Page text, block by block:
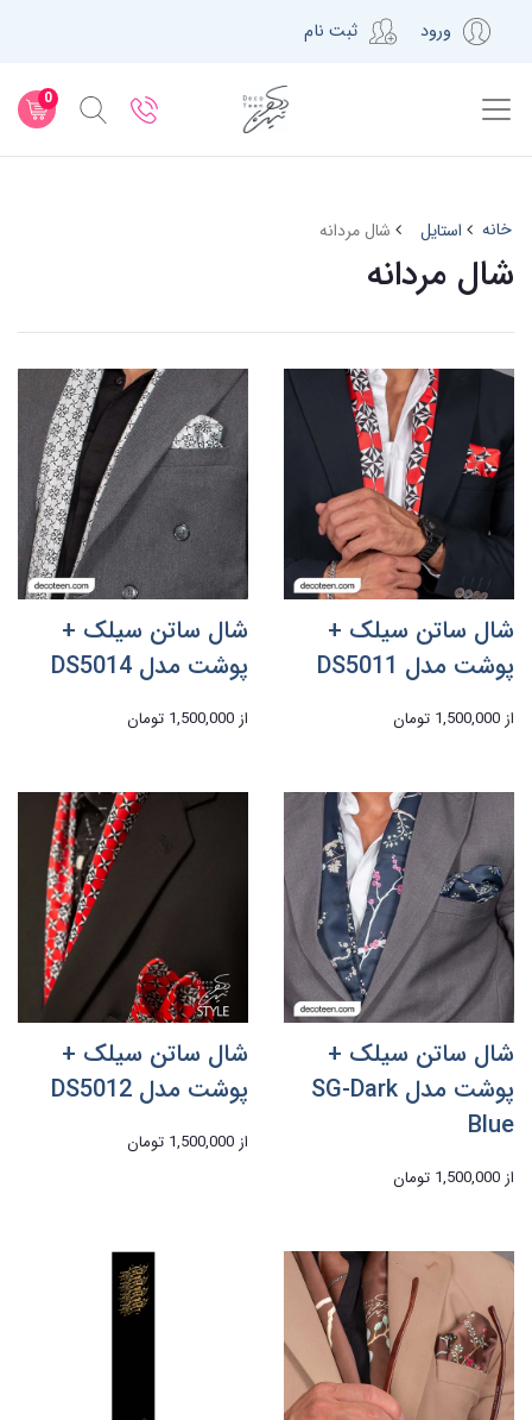
ورود ثبت نام
0
خانه استایل شال مردانه
شال مردانه
شال ساتن سیلک +
پوشت مدل DS5011
از 1,500,000 تومان
شال ساتن سیلک +
پوشت مدل DS5014
از 1,500,000 تومان
شال ساتن سیلک +
پوشت مدل SG-Dark
Blue
از 1,500,000 تومان
شال ساتن سیلک +
پوشت مدل DS5012
از 1,500,000 تومان